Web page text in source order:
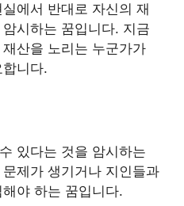
에서 반대로 자신의 재
시하는 꿈입니다. 지금
산을 노리는 누군가가
니다.
있다는 것을 암시하는
제가 생기거나 지인들과
야 하는 꿈입니다.